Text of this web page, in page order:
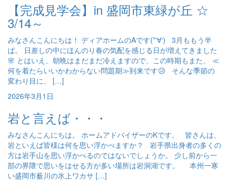
【完成見学会】in 盛岡市東緑が丘 ☆
3/14～
みなさんこんにちは！ ディアホームのAです(*‘∀‘) 3月ももう半
ば。 日差しの中にほんのり春の気配を感じる日が増えてきました
🌸 とはいえ、朝晩はまだまだ冷えますので、この時期もまた、 ≪
何を着たらいいかわからない問題期≫到来です😥 そんな季節の
変わり目に、 […]
2026年3月1日
岩と言えば・・・
みなさんこんにちは。 ホームアドバイザーのKです。 皆さんは、
岩といえば皆様は何を思い浮かべますか？ 岩手県出身者の多くの
方は岩手山を思い浮かべるのではないでしょうか。 少し前から一
部の界隈で思いをはせる方が多い場所は岩洞湖です。 本州一寒
い盛岡市薮川の氷上ワカサ […]